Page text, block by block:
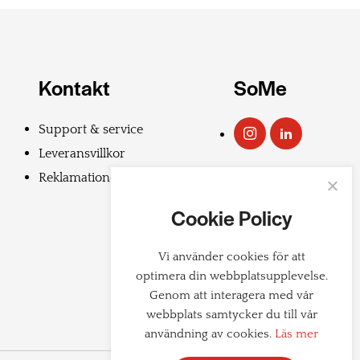
Kontakt
Support & service
Leveransvillkor
Reklamationer
SoMe
Cookie Policy
Vi använder cookies för att
optimera din webbplatsupplevelse.
Genom att interagera med vår
webbplats samtycker du till vår
användning av cookies. Läs mer